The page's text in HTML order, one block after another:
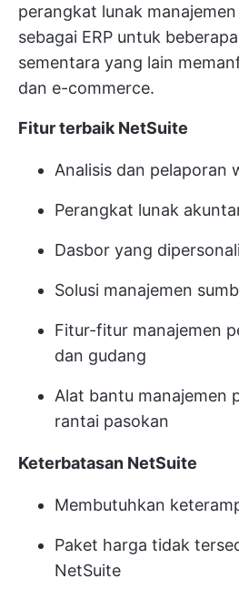
perangkat lunak
sebagai ERP untuk
sementara yang lain
dan e-commerce.
Fitur terbaik NetSuite
Analisis dan pelaporan
Perangkat lunak
Dasbor yang
Solusi manajemen
Fitur-fitur manajemen
dan gudang
Alat bantu manajemen
rantai pasokan
Keterbatasan NetSuite
Membutuhkan
Paket harga tidak
NetSuite